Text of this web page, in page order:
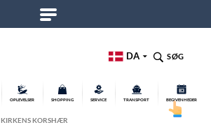
DA SØG
OPLEVELSER SHOPPING SERVICE TRANSPORT BEGIVENHEDER
KIRKENS KORSHÆR